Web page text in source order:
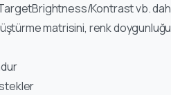
Kontrast vb.
matrisini, renk